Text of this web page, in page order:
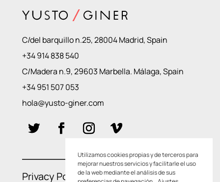
C/del barquillo n.25, 28004 Madrid, Spain
+34 914 838 540
C/Madera n.9, 29603 Marbella. Málaga, Spain
+34 951 507 053
hola@yusto-giner.com
Privacy Policies–Cookie Policies
Utilizamos cookies propias y de terceros para
mejorar nuestros servicios y facilitarle el uso
de la web mediante el análisis de sus